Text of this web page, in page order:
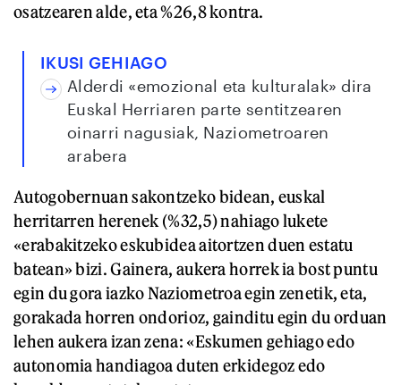
osatzearen alde, eta %26,8 kontra.
IKUSI GEHIAGO
Alderdi «emozional eta kulturalak» dira
Euskal Herriaren parte sentitzearen
oinarri nagusiak, Naziometroaren
arabera
Autogobernuan sakontzeko bidean, euskal
herritarren herenek (%32,5) nahiago lukete
«erabakitzeko eskubidea aitortzen duen estatu
batean» bizi. Gainera, aukera horrek ia bost puntu
egin du gora iazko Naziometroa egin zenetik, eta,
gorakada horren ondorioz, gainditu egin du orduan
lehen aukera izan zena: «Eskumen gehiago edo
autonomia handiagoa duten erkidegoz edo